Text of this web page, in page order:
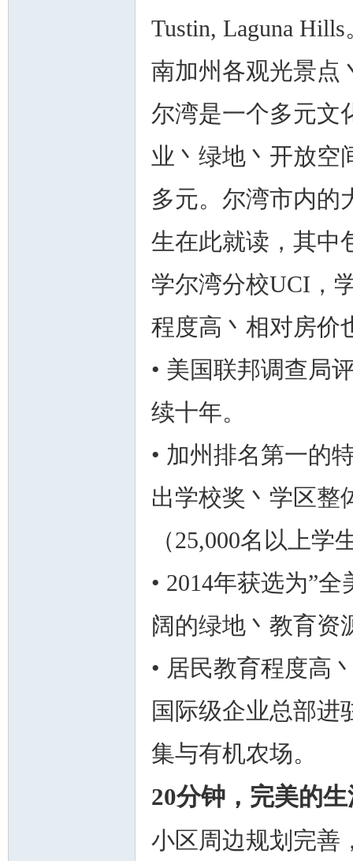
Tustin, Laguna
南加州各观光景点
尔湾是一个多元文
业丶绿地丶开放空
多元。尔湾市内的
生在此就读，其中
学尔湾分校UCI，
程度高丶相对房价
• 美国联邦调查局
续十年。
• 加州排名第一的
出学校奖丶学区整
（25,000名以上学
• 2014年获选为”
阔的绿地丶教育资
• 居民教育程度高
国际级企业总部进
集与有机农场。
20分钟，完美的
小区周边规划完善